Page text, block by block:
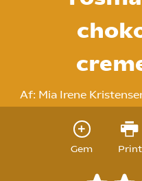
Af: Mia Irene
Gem Print